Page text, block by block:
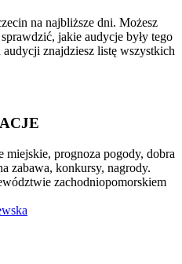
na najbliższe dni. Możesz
jakie audycje były tego
audycji znajdziesz listę wszystkich
prognoza pogody, dobra
zabawa, konkursy, nagrody.
zachodniopomorskiem